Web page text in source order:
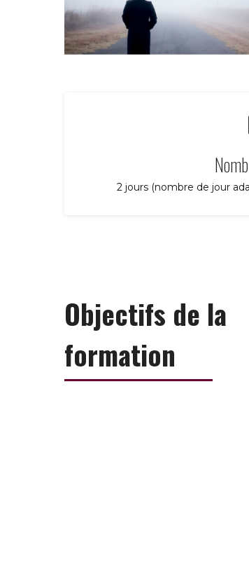
2 jours (nombre de jour
Objectifs de la
formation